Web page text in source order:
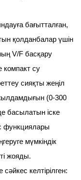
бағытталған,
қолданбалар үшін
V/F басқару
компакт су
сияқты жеңіл
(0-300
басылатын іске
функциялары
мүмкіндік
жояды.
келтірілген: